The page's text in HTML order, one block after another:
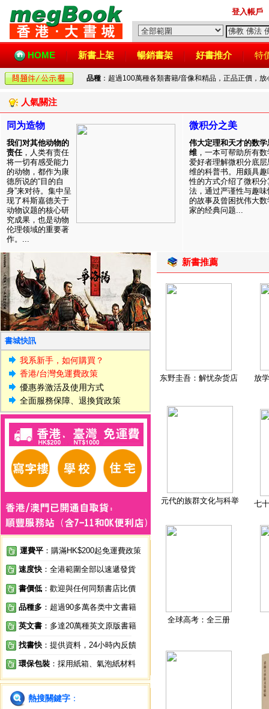
登入帳戶
HOME 新書上架 暢銷書架 好書推介 特
品種 ：超過100萬種各類書籍/音像和精品，正品正價，
人氣關注
同为造物
我们对其他动物的
责任，人类有责任
将一切有感受能力
的动物，都作为康
德所说的“目的自
身”来对待。集中呈
现了科斯嘉德关于
动物议题的核心研
究成果，也是动物
伦理领域的重要著
作。...
微积分之美
伟大定理和天才的数学
维 ，一本可帮助所有数
爱好者理解微积分底层
维的科普书。用颇具趣
性的方式介绍了微积分
法，通过严谨性与趣味
的故事及曾困扰伟大数
家的经典问题...
書城快訊
我系新手，如何購買？
香港/台灣免運費政策
優惠券激活及使用方式
全面服務保障、退換貨政策
運費平 ：購滿HK$200起免運費政策
速度快 ：全港範圍全部以速遞發貨
書價低 ：歡迎與任何同類書店比價
品種多 ：超過90多萬各类中文書籍
英文書 ：多達20萬種英文原版書籍
找書快 ：提供資料，24小時內反饋
環保包裝 ：採用紙箱、氣泡紙材料
熱搜關鍵字 ：
新書推薦
东野圭吾：解忧杂货店 放
元代的族群文化与科举 七
全球高考：全三册